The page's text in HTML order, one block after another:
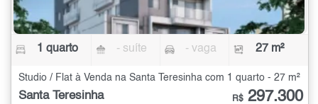
1 quarto - suíte - vaga 27 m²
Studio / Flat à Venda na Santa Teresinha com 1 quarto - 27 m²
Santa Teresinha R$ 297.300